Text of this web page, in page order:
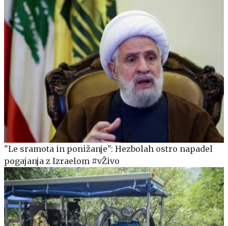
"Le sramota in ponižanje": Hezbolah ostro napadel
pogajanja z Izraelom #vŽivo